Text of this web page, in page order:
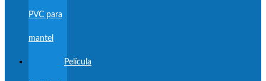
PVC para
mantel
Película